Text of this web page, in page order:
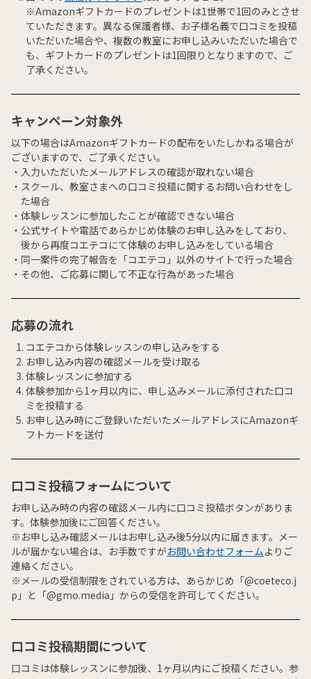
※Amazonギフトカードのプレゼントは1世帯で1回のみとさせ
ていただきます。異なる保護者様、お子様名義で口コミを投稿
いただいた場合や、複数の教室にお申し込みいただいた場合で
も、ギフトカードのプレゼントは1回限りとなりますので、ご
了承ください。
キャンペーン対象外
以下の場合はAmazonギフトカードの配布をいたしかねる場合が
ございますので、ご了承ください。
入力いただいたメールアドレスの確認が取れない場合
スクール、教室さまへの口コミ投稿に関するお問い合わせをし
た場合
体験レッスンに参加したことが確認できない場合
公式サイトや電話であらかじめ体験のお申し込みをしており、
後から再度コエテコにて体験のお申し込みをしている場合
同一案件の完了報告を「コエテコ」以外のサイトで行った場合
その他、ご応募に関して不正な行為があった場合
応募の流れ
コエテコから体験レッスンの申し込みをする
お申し込み内容の確認メールを受け取る
体験レッスンに参加する
体験参加から1ヶ月以内に、申し込みメールに添付された口コ
ミを投稿する
お申し込み時にご登録いただいたメールアドレスにAmazonギ
フトカードを送付
口コミ投稿フォームについて
お申し込み時の内容の確認メール内に口コミ投稿ボタンがありま
す。体験参加後にご回答ください。
※お申し込み確認メールはお申し込み後5分以内に届きます。メー
ルが届かない場合は、お手数ですがお問い合わせフォームよりご
連絡ください。
※メールの受信制限をされている方は、あらかじめ「@coeteco.j
p」と「@gmo.media」からの受信を許可してください。
口コミ投稿期間について
口コミは体験レッスンに参加後、1ヶ月以内にご投稿ください。参